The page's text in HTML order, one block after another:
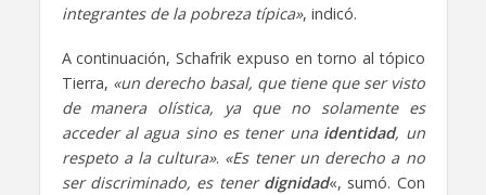
integrantes de la pobreza típica», indicó.
A continuación, Schafrik expuso en torno al tópico
Tierra, «un derecho basal, que tiene que ser visto
de manera olística, ya que no solamente es
acceder al agua sino es tener una identidad, un
respeto a la cultura». «Es tener un derecho a no
ser discriminado, es tener dignidad«, sumó. Con